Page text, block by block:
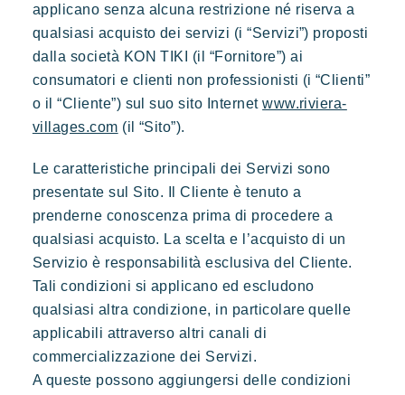
applicano senza alcuna restrizione né riserva a
qualsiasi acquisto dei servizi (i “Servizi”) proposti
dalla società KON TIKI (il “Fornitore”) ai
consumatori e clienti non professionisti (i “Clienti”
o il “Cliente”) sul suo sito Internetwww.riviera-
villages.com (il “Sito”).
Le caratteristiche principali dei Servizi sono
presentate sul Sito. Il Cliente è tenuto a
prenderne conoscenza prima di procedere a
qualsiasi acquisto. La scelta e l’acquisto di un
Servizio è responsabilità esclusiva del Cliente.
Tali condizioni si applicano ed escludono
qualsiasi altra condizione, in particolare quelle
applicabili attraverso altri canali di
commercializzazione dei Servizi.
A queste possono aggiungersi delle condizioni